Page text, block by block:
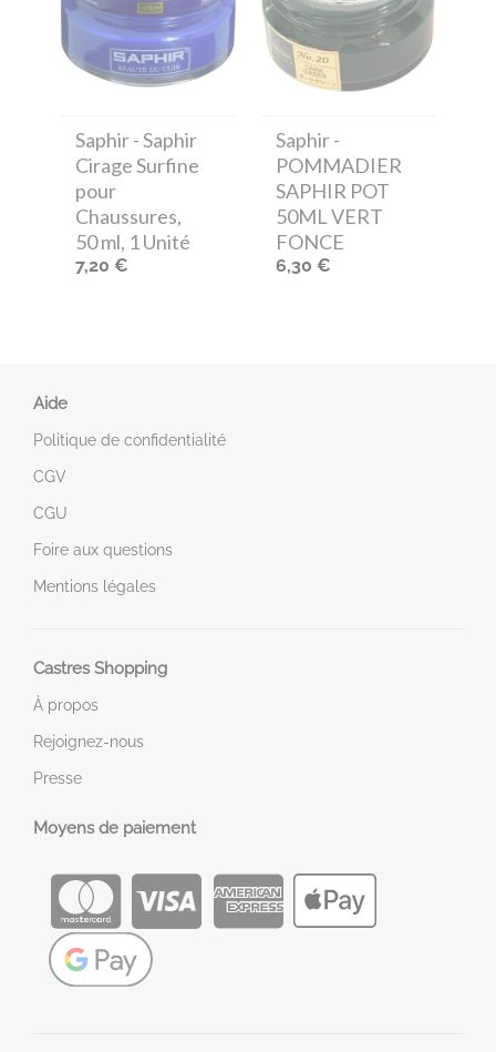
Saphir- Saphir
Cirage Surfine
pour
Chaussures,
50 ml, 1 Unité
7,20 €
Saphir-
POMMADIER
SAPHIR POT
50ML VERT
FONCE
6,30 €
Aide
Politique de confidentialité
CGV
CGU
Foire aux questions
Mentions légales
Castres Shopping
À propos
Rejoignez-nous
Presse
Moyens de paiement